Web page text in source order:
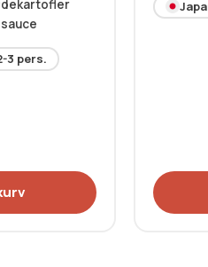
3 pers.